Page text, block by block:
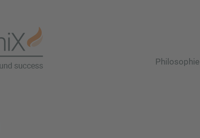
Philosophie